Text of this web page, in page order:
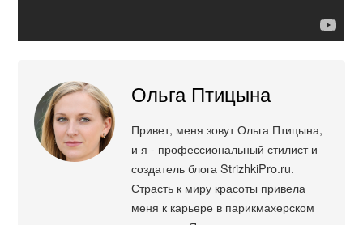
Ольга Птицына
Привет, меня зовут Ольга Птицына,
и я - профессиональный стилист и
создатель блога StrizhkiPro.ru.
Страсть к миру красоты привела
меня к карьере в парикмахерском